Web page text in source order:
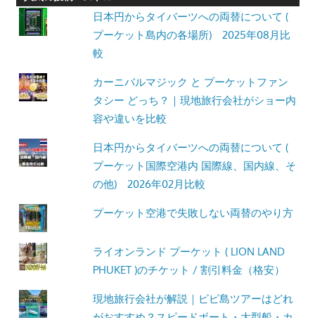
日本円からタイバーツへの両替について (
プーケット島内の各場所) 2025年08月比
較
カーニバルマジック と プーケットファン
タシー どっち？｜現地旅行会社がショー内
容や違いを比較
日本円からタイバーツへの両替について (
プーケット国際空港内 国際線、国内線、そ
の他) 2026年02月比較
プーケット空港で失敗しない両替のやり方
ライオンランド プーケット ( LION LAND
PHUKET )のチケット / 割引料金（格安）
現地旅行会社が解説｜ピピ島ツアーはどれ